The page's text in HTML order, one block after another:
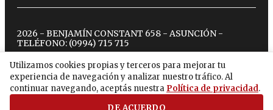
Utilizamos cookies propias y terceros para mejorar tu
experiencia de navegación y analizar nuestro tráfico. Al
continuar navegando, aceptás nuestra Política de privacidad.
DE ACUERDO
2026 - BENJAMÍN CONSTANT 658 - ASUNCIÓN -
TELÉFONO: (0994) 715 715
twitterinstagram
facebook
tiktokyoutubespotify